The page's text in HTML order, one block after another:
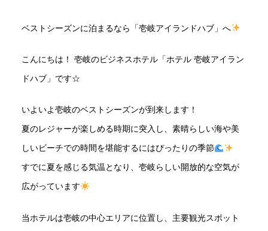
ベストシーズンに泊まるなら「壱岐アイランドハブ」へ
こんにちは！ 壱岐のビジネスホテル「ホテル 壱岐アイラン
ドハブ」です☆
いよいよ壱岐のベストシーズンが到来します！
夏のレジャーが楽しめる時期に突入し、素晴らしい海や美
しいビーチでの時間を堪能するにはぴったりの季節
すでに夏を感じる気温となり、壱岐らしい開放的な空気が
広がっています
当ホテルは壱岐の中心エリアに位置し、主要観光スポット